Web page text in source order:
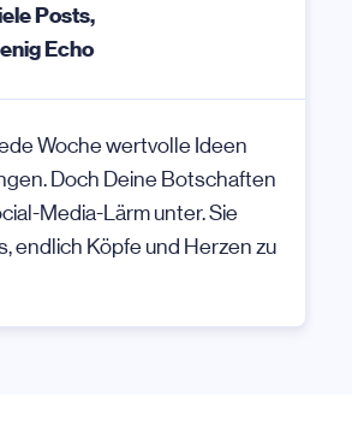
Posts,
Echo
Woche wertvolle Ideen
Doch Deine Botschaften
Media-Lärm unter. Sie
endlich Köpfe und Herzen zu